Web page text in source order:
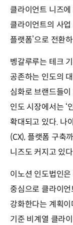
클라이언트 니즈
클라이언트의 사
플랫폼’으로 전환
벵갈루루는 테크
공존하는 인도의
심화로 브랜드들
인도 시장에서는 ‘
확대되고 있다. 나
(CX), 플랫폼 구축
니즈도 커지고 있
이노션 인도법인
중심으로 클라이
강화한다는 계획
기준 비계열 클라